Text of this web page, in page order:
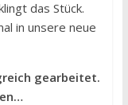
das Stück.
in unsere neue
gearbeitet.